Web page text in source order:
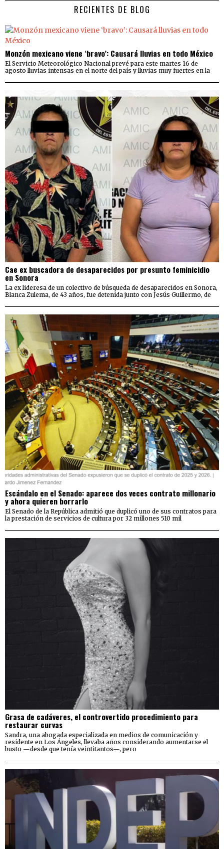
RECIENTES DE BLOG
Monzón mexicano viene ‘bravo’: Causará lluvias en todo México
El Servicio Meteorológico Nacional prevé para este martes 16 de
agosto lluvias intensas en el norte del país y lluvias muy fuertes en la
Cae ex buscadora de desaparecidos por presunto feminicidio
en Sonora
La ex lideresa de un colectivo de búsqueda de desaparecidos en Sonora,
Blanca Zulema, de 43 años, fue detenida junto con Jesús Guillermo, de
Escándalo en el Senado: aparece dos veces contrato millonario
y ahora quieren borrarlo
El Senado de la República admitió que duplicó uno de sus contratos para
la prestación de servicios de cultura por 32 millones 510 mil
Grasa de cadáveres, el controvertido procedimiento para
restaurar curvas
Sandra, una abogada especializada en medios de comunicación y
residente en Los Ángeles, llevaba años considerando aumentarse el
busto —desde que tenía veintitantos—, pero